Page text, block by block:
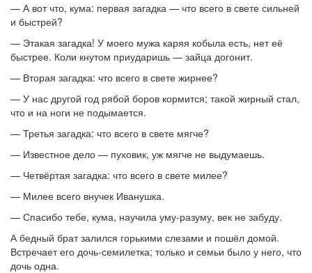
— А вот что, кума: первая загадка — что всего в свете сильней
и быстрей?
— Этакая загадка! У моего мужа каряя кобыла есть, нет её
быстрее. Коли кнутом приударишь — зайца догонит.
— Вторая загадка: что всего в свете жирнее?
— У нас другой год рябой боров кормится; такой жирный стал,
что и на ноги не подымается.
— Третья загадка: что всего в свете мягче?
— Известное дело — пуховик, уж мягче не выдумаешь.
— Четвёртая загадка: что всего в свете милее?
— Милее всего внучек Иванушка.
— Спасибо тебе, кума, научила уму-разуму, век не забуду.
А бедный брат залился горькими слезами и пошёл домой.
Встречает его дочь-семилетка; только и семьи было у него, что
дочь одна.